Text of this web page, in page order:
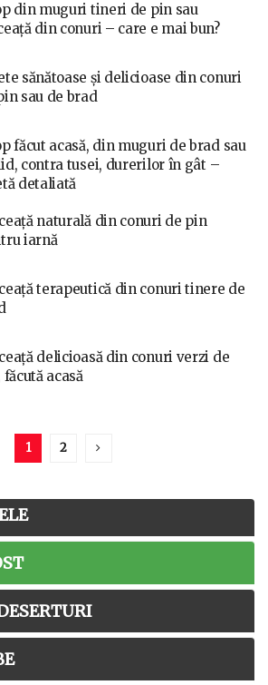
din muguri tineri de pin sau
din conuri – care e mai bun?
sănătoase și delicioase din conuri
sau de brad
făcut acasă, din muguri de brad sau
contra tusei, durerilor în gât –
detaliată
naturală din conuri de pin
iarnă
terapeutică din conuri tinere de
delicioasă din conuri verzi de
acasă
1 2